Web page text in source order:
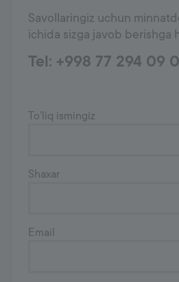
Savollaringiz uchun
ichida sizga javob berishga
Tel: +998 77 294 09
To'liq ismingiz
Shaxar
Email